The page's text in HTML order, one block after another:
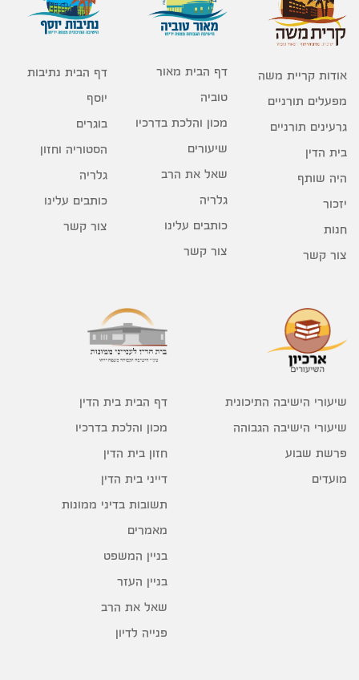
אודות קריית משה
מפעלים תורניים
גרעינים תורניים
בית הדין
היה שותף
יזכור
חנות
צור קשר
דף הבית מאור
טוביה
מכון והלכת בדרכיו
שיעורים
שאל את הרב
גלריה
כותבים עלינו
צור קשר
דף הבית נתיבות
יוסף
בוגרים
הסטוריה וחזון
גלריה
כותבים עלינו
צור קשר
שיעורי הישיבה התיכונית
שיעורי הישיבה הגבוהה
פרשת שבוע
מועדים
דף הבית בית הדין
מכון והלכת בדרכיו
חזון בית הדין
דייני בית הדין
תשובות בדיני ממונות
מאמרים
בניין המשפט
בניין העזר
שאל את הרב
פנייה לדיון